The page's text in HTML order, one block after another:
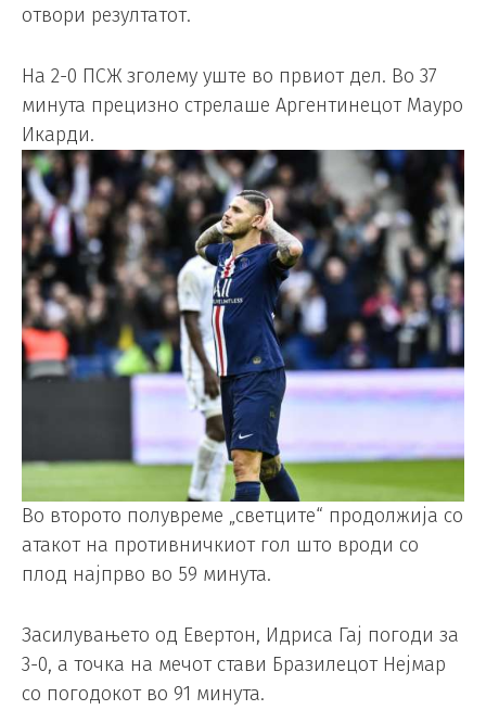
отвори резултатот.
На 2-0 ПСЖ зголему уште во првиот дел. Во 37
минута прецизно стрелаше Аргентинецот Мауро
Икарди.
Во второто полувреме „светците“ продолжија со
атакот на противничкиот гол што вроди со
плод најпрво во 59 минута.
Засилувањето од Евертон, Идриса Гај погоди за
3-0, а точка на мечот стави Бразилецот Нејмар
со погодокот во 91 минута.